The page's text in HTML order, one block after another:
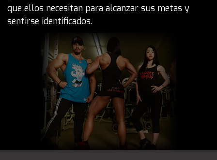
que ellos necesitan para alcanzar sus metas y
sentirse identificados.